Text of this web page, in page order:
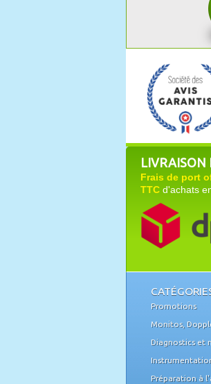
LIVRAISON
Frais de port
TTC d'achats
Promotions
Monitos,
Diagnostics et
Préparation à